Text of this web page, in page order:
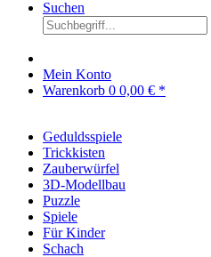
Suchen
Mein Konto
Warenkorb 0 0,00 € *
Geduldsspiele
Trickkisten
Zauberwürfel
3D-Modellbau
Puzzle
Spiele
Für Kinder
Schach